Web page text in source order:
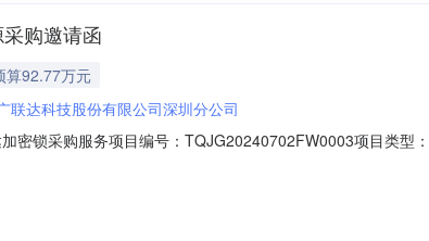
购邀请函
算92.77万元
联达科技股份有限公司深圳分公司
密锁采购服务项目编号：TQJG20240702FW0003项目类型
信息标段/包分类：C-服务/其他服务报价方式：单价报价采